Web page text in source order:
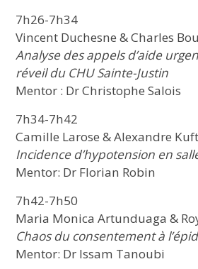
7h26-7h34
Vincent Duchesne & Charles
Analyse des appels d’aide
réveil du CHU Sainte-Justin
Mentor : Dr Christophe Salois
7h34-7h42
Camille Larose & Alexandre
Incidence d’hypotension en
Mentor: Dr Florian Robin
7h42-7h50
Maria Monica Artunduaga &
Chaos du consentement à
Mentor: Dr Issam Tanoubi